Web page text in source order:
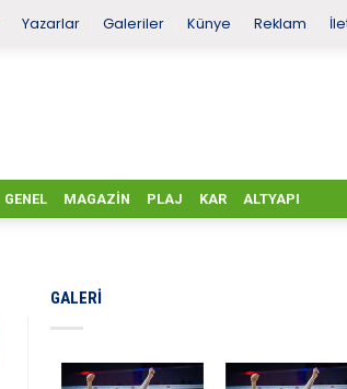
Yazarlar Galeriler Künye Reklam
GENEL MAGAZIN PLAJ KAR ALTYAPI
GALERI